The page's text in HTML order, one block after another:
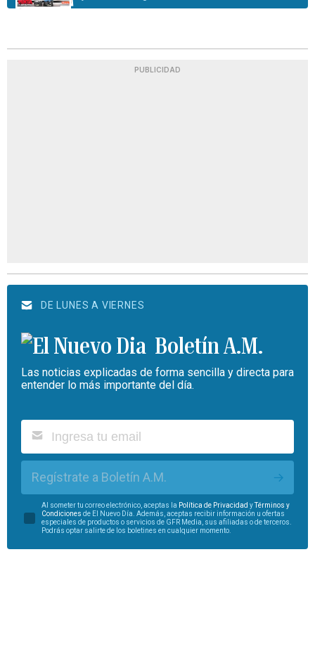
PUBLICIDAD
DE LUNES A VIERNES
Boletín A.M.
Las noticias explicadas de forma sencilla y directa para
entender lo más importante del día.
Regístrate a Boletín A.M.
Al someter tu correo electrónico, aceptas la Política de Privacidad yTérminos y
Condiciones de El Nuevo Día. Además, aceptas recibir información u ofertas
especiales de productos o servicios de GFR Media, sus afiliadas o de terceros.
Podrás optar salirte de los boletines en cualquier momento.